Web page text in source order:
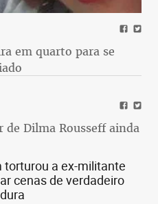
em quarto para se
Dilma Rousseff ainda
torturou a ex-militante
cenas de verdadeiro